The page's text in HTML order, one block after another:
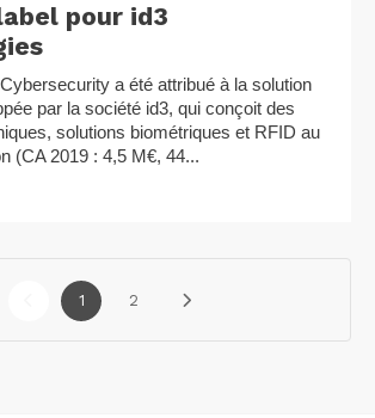
pour id3
a été attribué à la solution
par la société id3, qui conçoit des
solutions biométriques et RFID au
(CA 2019 : 4,5 M€, 44...
1 2